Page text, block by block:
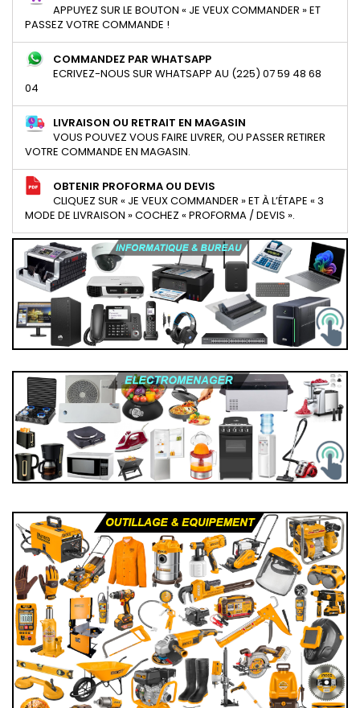
APPUYEZ SUR LE BOUTON « JE VEUX COMMANDER » ET
PASSEZ VOTRE COMMANDE !
COMMANDEZ PAR WHATSAPP
ECRIVEZ-NOUS SUR WHATSAPP AU (225) 07 59 48 68
04
LIVRAISON OU RETRAIT EN MAGASIN
VOUS POUVEZ VOUS FAIRE LIVRER, OU PASSER RETIRER
VOTRE COMMANDE EN MAGASIN.
OBTENIR PROFORMA OU DEVIS
CLIQUEZ SUR « JE VEUX COMMANDER » ET À L’ÉTAPE « 3
MODE DE LIVRAISON » COCHEZ « PROFORMA / DEVIS ».